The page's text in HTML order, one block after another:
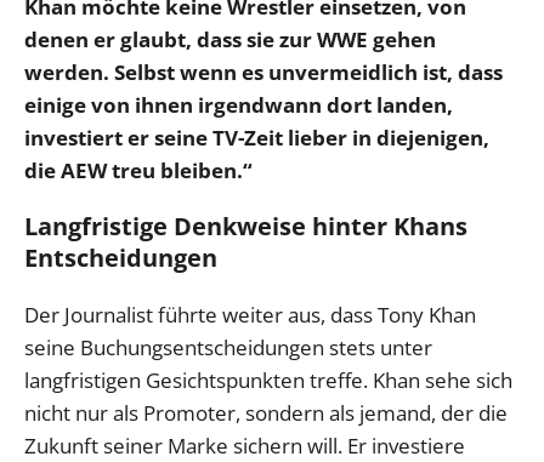
Khan möchte keine Wrestler einsetzen, von
denen er glaubt, dass sie zur WWE gehen
werden. Selbst wenn es unvermeidlich ist, dass
einige von ihnen irgendwann dort landen,
investiert er seine TV-Zeit lieber in diejenigen,
die AEW treu bleiben.“
Langfristige Denkweise hinter Khans
Entscheidungen
Der Journalist führte weiter aus, dass Tony Khan
seine Buchungsentscheidungen stets unter
langfristigen Gesichtspunkten treffe. Khan sehe sich
nicht nur als Promoter, sondern als jemand, der die
Zukunft seiner Marke sichern will. Er investiere